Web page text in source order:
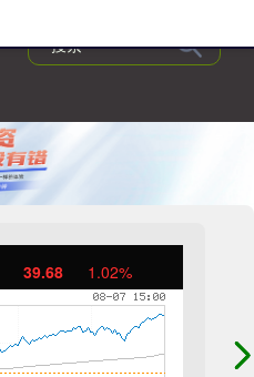
39.68 1.02%